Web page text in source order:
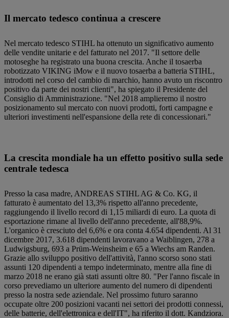
Il mercato tedesco continua a crescere
Nel mercato tedesco STIHL ha ottenuto un significativo aumento
delle vendite unitarie e del fatturato nel 2017. "Il settore delle
motoseghe ha registrato una buona crescita. Anche il tosaerba
robotizzato VIKING iMow e il nuovo tosaerba a batteria STIHL,
introdotti nel corso del cambio di marchio, hanno avuto un riscontro
positivo da parte dei nostri clienti", ha spiegato il Presidente del
Consiglio di Amministrazione. "Nel 2018 amplieremo il nostro
posizionamento sul mercato con nuovi prodotti, forti campagne e
ulteriori investimenti nell'espansione della rete di concessionari."
La crescita mondiale ha un effetto positivo sulla sede
centrale tedesca
Presso la casa madre, ANDREAS STIHL AG & Co. KG, il
fatturato è aumentato del 13,3% rispetto all'anno precedente,
raggiungendo il livello record di 1,15 miliardi di euro. La quota di
esportazione rimane al livello dell'anno precedente, all'88,9%.
L'organico è cresciuto del 6,6% e ora conta 4.654 dipendenti. Al 31
dicembre 2017, 3.618 dipendenti lavoravano a Waiblingen, 278 a
Ludwigsburg, 693 a Prüm-Weinsheim e 65 a Wiechs am Randen.
Grazie allo sviluppo positivo dell'attività, l'anno scorso sono stati
assunti 120 dipendenti a tempo indeterminato, mentre alla fine di
marzo 2018 ne erano già stati assunti oltre 80. "Per l'anno fiscale in
corso prevediamo un ulteriore aumento del numero di dipendenti
presso la nostra sede aziendale. Nel prossimo futuro saranno
occupate oltre 200 posizioni vacanti nei settori dei prodotti connessi,
delle batterie, dell'elettronica e dell'IT", ha riferito il dott. Kandziora.